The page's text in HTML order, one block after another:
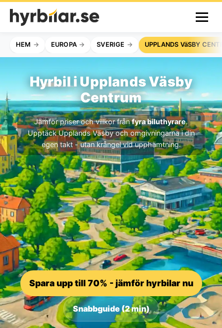
HEM EUROPA SVERIGE UPPLANDS VäSBY
Hyrbil i Upplands Väsby
Centrum
Jämför priser och villkor frånfyra biluthyrare.
Upptäck Upplands Väsby och omgivningarna i din
egen takt - utan krångel vid upphämtning.
Spara upp till 70% - jämför hyrbilar nu
Snabbguide (2 min)